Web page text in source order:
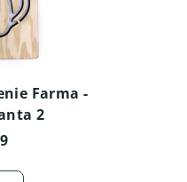
Farma -
2